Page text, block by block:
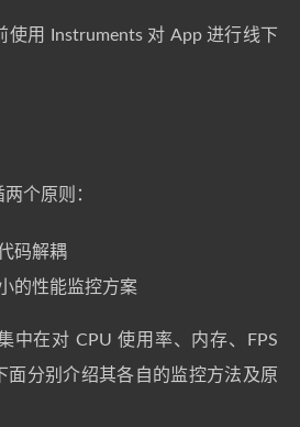
使用 Instruments 对 App 进行线下
个原则：
码解耦
的性能监控方案
中在对 CPU 使用率、内存、FPS
面分别介绍其各自的监控方法及原